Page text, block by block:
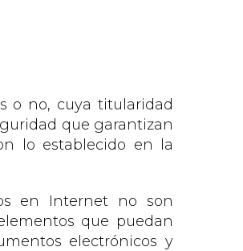
o no, cuya titularidad
que garantizan
lo establecido en la
en Internet no son
que puedan
electrónicos y